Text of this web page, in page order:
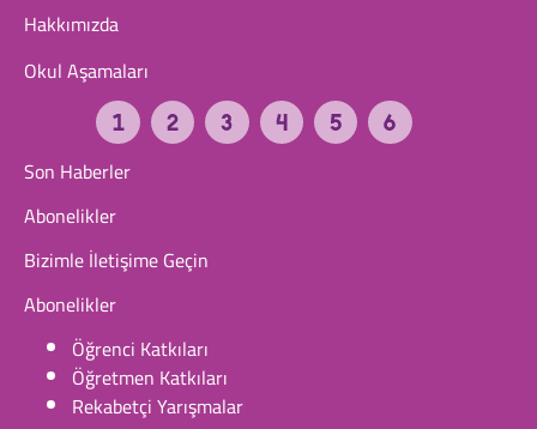
Hakkımızda
Okul Aşamaları
Son Haberler
Abonelikler
Bizimle İletişime Geçin
Abonelikler
Öğrenci Katkıları
Öğretmen Katkıları
Rekabetçi Yarışmalar